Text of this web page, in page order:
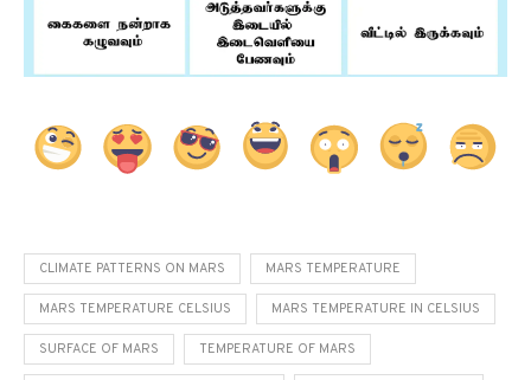
CLIMATE PATTERNS ON MARS MARS TEMPERATURE
MARS TEMPERATURE CELSIUS MARS TEMPERATURE IN CELSIUS
SURFACE OF MARS TEMPERATURE OF MARS